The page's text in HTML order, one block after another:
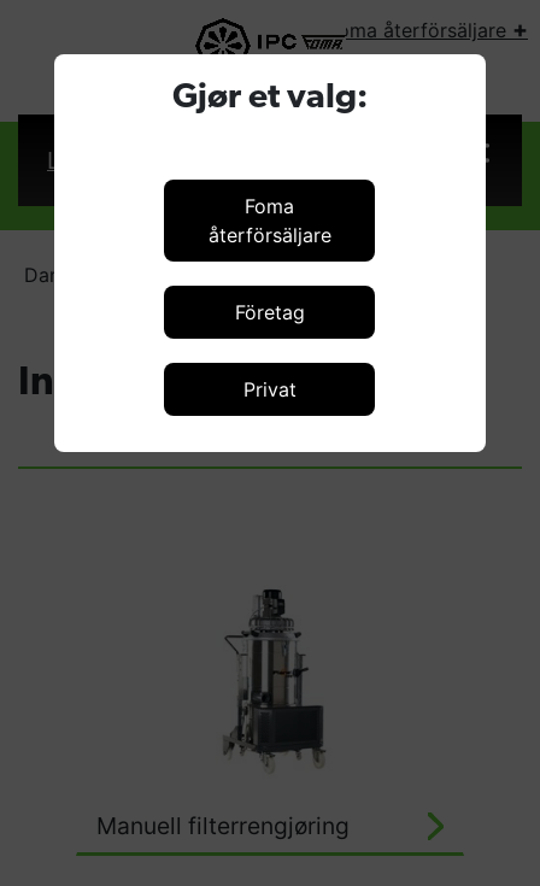
Gjør et valg:
Foma
återförsäljare
Företag
Privat
Foma återförsäljare +
VÄLJ LAND:
Logga in
Dammsugare
Industridammsugare
Manuell filterrengjøring